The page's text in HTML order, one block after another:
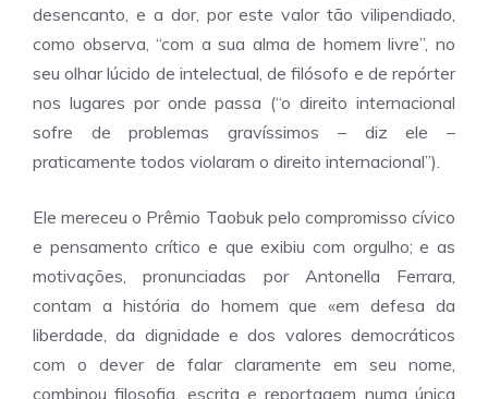
desencanto, e a dor, por este valor tão vilipendiado,
como observa, “com a sua alma de homem livre”, no
seu olhar lúcido de intelectual, de filósofo e de repórter
nos lugares por onde passa (“o direito internacional
sofre de problemas gravíssimos – diz ele –
praticamente todos violaram o direito internacional”).
Ele mereceu o Prêmio Taobuk pelo compromisso cívico
e pensamento crítico e que exibiu com orgulho; e as
motivações, pronunciadas por Antonella Ferrara,
contam a história do homem que «em defesa da
liberdade, da dignidade e dos valores democráticos
com o dever de falar claramente em seu nome,
combinou filosofia, escrita e reportagem numa única